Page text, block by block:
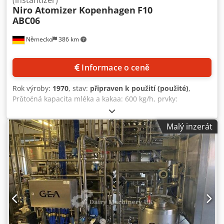
Německo 386 km
Niro Atomizer Kopenhagen F10
ABC06
Informace o ceně
Rok výroby: 1970, stav: připraven k použití (použité),
Průtočná kapacita mléka a kakaa: 600 kg/h, prvky:
instantizér (hlavní procesní komora), rozprašovač F-10,
vibroflux-excentrický prvek, parní vzduchový ohřívač,
vzduchový ohřívač, stropní rozvod vzduchu, odstředivé
čerpadlo DDMM, hygienická uzávěra, materiálová uzávěra,
výsypné zařízení zásobníku, prosévací stroj Allgaier s
kyvadlovým sítem, rotační dmychadlo Aerzener,
kompresorová jednotka Haug, svislý dopravník Gericke,
předfiltr Amer-glas s DRI-Pak jemným filtrem, elektrické
vybavení, hlavní elektrické schéma, elektrické kladiva,
komorové zajištění s podtlakovým hlídačem, regulace
Varimax, regulátor teploty Clorius, systém řízení motoru
Malý inzerát